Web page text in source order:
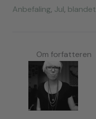
Anbefaling, Jul, blandet
Om forfatteren